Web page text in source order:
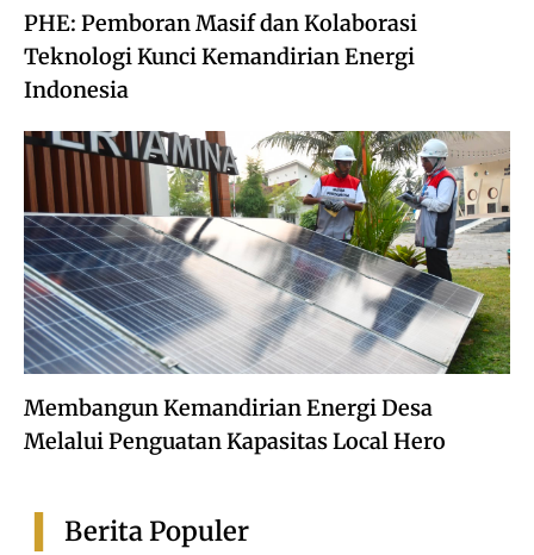
PHE: Pemboran Masif dan Kolaborasi
Teknologi Kunci Kemandirian Energi
Indonesia
Membangun Kemandirian Energi Desa
Melalui Penguatan Kapasitas Local Hero
Berita Populer